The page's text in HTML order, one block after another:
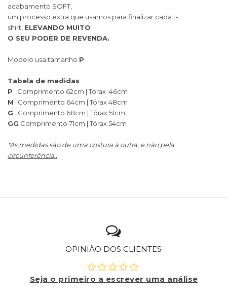
acabamento SOFT,
um processo extra que usamos para finalizar cada t-
shirt, ELEVANDO MUITO
O SEU PODER DE REVENDA.
Modelo usa tamanho P
Tabela de medidas
P Comprimento 62cm | Tórax 46cm
M Comprimento 64cm | Tórax 48cm
G Comprimento 68cm | Tórax 51cm
GG Comprimento 71cm | Tórax 54cm
*As medidas são de uma costura à outra, e não pela
circunferência..
OPINIÃO DOS CLIENTES
Seja o primeiro a escrever uma análise